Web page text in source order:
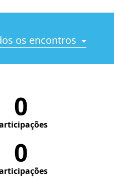
os encontros
0
0